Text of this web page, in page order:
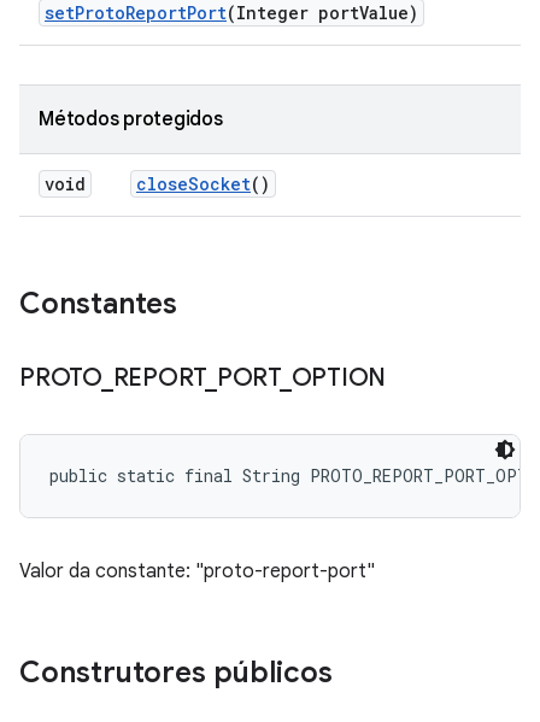
setProtoReportPort(Integer portValue)
Métodos protegidos
void closeSocket()
Constantes
PROTO_ REPORT_ PORT_ OPTION
public static final String
Valor da constante: "proto-report-port"
Construtores públicos